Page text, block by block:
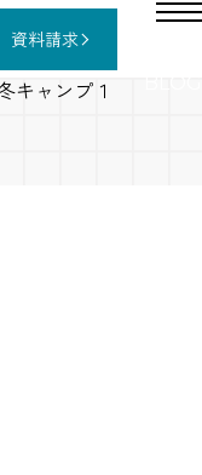
資料請求
キャンプ１